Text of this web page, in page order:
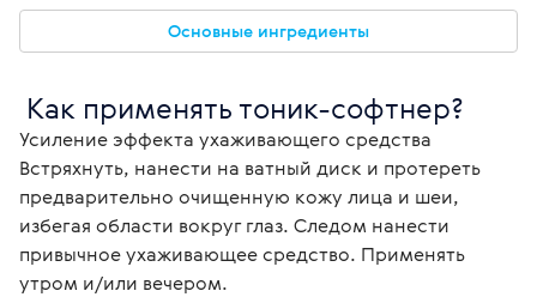
Основные ингредиенты
Как применять тоник-софтнер?
Усиление эффекта ухаживающего средства
Встряхнуть, нанести на ватный диск и протереть
предварительно очищенную кожу лица и шеи,
избегая области вокруг глаз. Следом нанести
привычное ухаживающее средство. Применять
утром и/или вечером.